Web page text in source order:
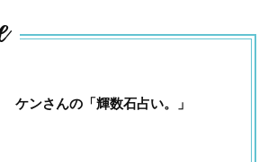
ケンさんの「輝数石占い。」